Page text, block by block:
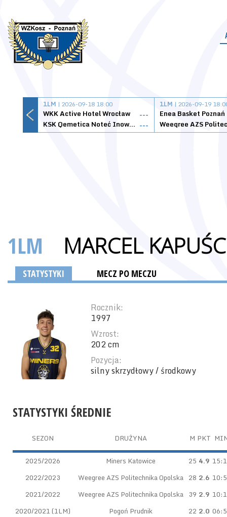
1LM | 2026-09-18 18:00
WKK Active Hotel Wrocław
---
KSK Qemetica Noteć Inowrocław ---
1LM | 2026-09-19
Enea Basket Poznań
1LM MARCEL
STATYSTYKI MECZ PO MECZU
Rocznik:
1997
Wzrost:
202 cm
Pozycja:
silny skrzydłowy / środkowy
STATYSTYKI ŚREDNIE
SEZON DRUŻYNA M PKT
2025/2026 Miners Katowice 25 4.9
2022/2023
Weegree AZS Politechnika Opolska 28 2.6
2021/2022
Weegree AZS Politechnika Opolska 39 2.9
2020/2021 (1LM)
Pogoń Prudnik 22 2.0